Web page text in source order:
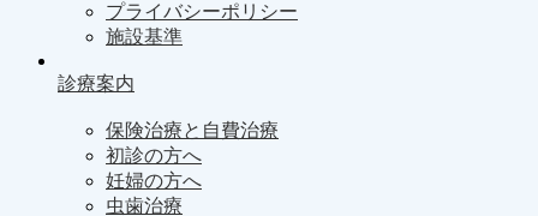
プライバシーポリシー
施設基準
診療案内
保険治療と自費治療
初診の方へ
妊婦の方へ
虫歯治療